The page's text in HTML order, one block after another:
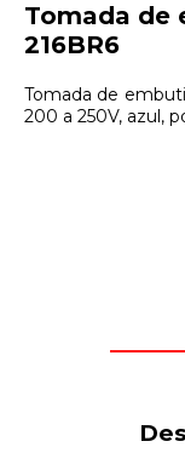
Tomada de
216BR6
Tomada de
200 a 250V, azul,